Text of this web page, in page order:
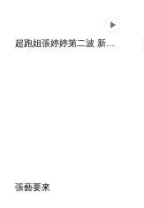
超跑姐張婷婷第二波 新春第一炮
張藝要來